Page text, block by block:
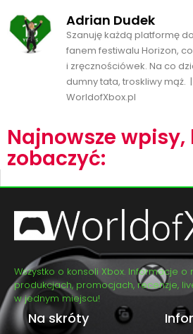
Adrian Dudek
Szanuję każdą platformę
fanem festiwalu Horizon,
i zręcznościówek. Na co
dumny tata, troskliwy mąż.
WorldofXbox.pl
Najnowsze
zobaczyć:
Wszystko o konsoli Xbox. Informacje o
produkcjach, promocjach, recenzje,
w jednym miejscu!
Na skróty